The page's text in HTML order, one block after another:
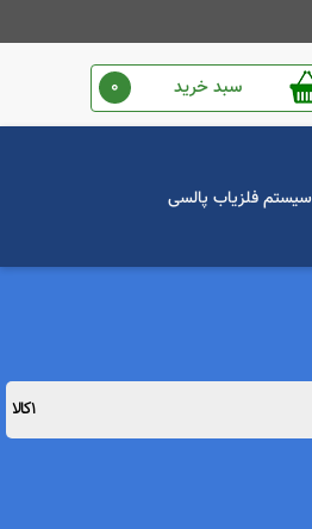
سبد خرید 0
سیستم فلزیاب پالسی
1کالا